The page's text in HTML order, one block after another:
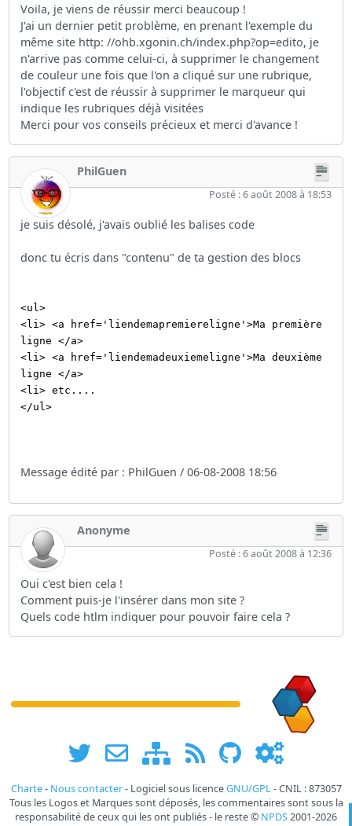
Voila, je viens de réussir merci beaucoup !
J'ai un dernier petit problème, en prenant l'exemple du
même site http: //ohb.xgonin.ch/index.php?op=edito, je
n'arrive pas comme celui-ci, à supprimer le changement
de couleur une fois que l'on a cliqué sur une rubrique,
l'objectif c'est de réussir à supprimer le marqueur qui
indique les rubriques déjà visitées
Merci pour vos conseils précieux et merci d'avance !
PhilGuen
Posté : 6 août 2008 à 18:53
je suis désolé, j'avais oublié les balises code
donc tu écris dans "contenu" de ta gestion des blocs
<ul>
<li> <a href='liendemapremiereligne'>Ma première
ligne </a>
<li> <a href='liendemadeuxiemeligne'>Ma deuxième
ligne </a>
<li> etc....
</ul>
Message édité par : PhilGuen / 06-08-2008 18:56
Anonyme
Posté : 6 août 2008 à 12:36
Oui c'est bien cela !
Comment puis-je l'insérer dans mon site ?
Quels code htlm indiquer pour pouvoir faire cela ?
Charte- Nous contacter- Logiciel sous licenceGNU/GPL- CNIL : 873057
Tous les Logos et Marques sont déposés, les commentaires sont sous la
responsabilité de ceux qui les ont publiés - le reste © NPDS2001-2026